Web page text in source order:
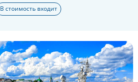
В стоимость входит